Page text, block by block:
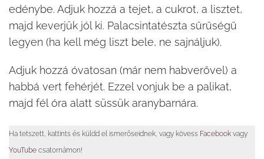
edénybe. Adjuk hozzá a tejet, a cukrot, a lisztet,
majd keverjük jól ki. Palacsintatészta sűrűségű
legyen (ha kell még liszt bele, ne sajnáljuk).
Adjuk hozzá óvatosan (már nem habverővel) a
habbá vert fehérjét. Ezzel vonjuk be a palikat,
majd fél óra alatt süssük aranybarnára.
Ha tetszett, kattints és küldd el ismerőseidnek, vagy kövess Facebook vagy
YouTube csatornámon!